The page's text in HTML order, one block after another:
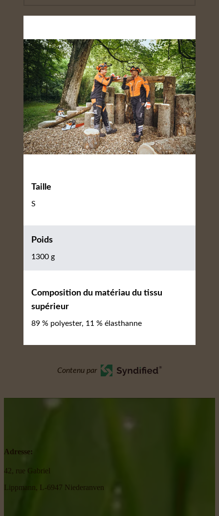
Taille
S
Poids
1300 g
Composition du matériau du tissu
supérieur
89 % polyester, 11 % élasthanne
Contenu par
Adresse:
42, rue Gabriel
Lippmann, L-6947 Niederanven